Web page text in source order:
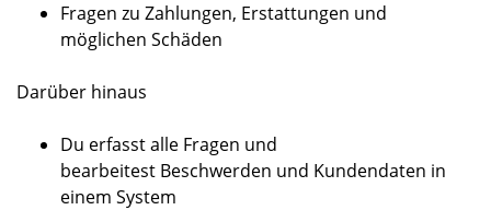
Fragen zu Zahlungen, Erstattungen und
möglichen Schäden
Darüber hinaus
Du erfasst alle Fragen und
bearbeitest Beschwerden und Kundendaten in
einem System